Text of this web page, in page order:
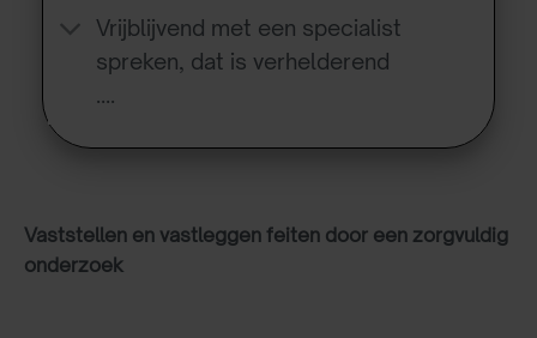
Vrijblijvend met een specialist
spreken, dat is verhelderend
….
Vaststellen en vastleggen feiten door een zorgvuldig
onderzoek